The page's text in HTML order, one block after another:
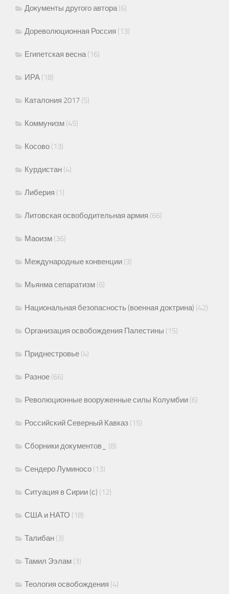
Документы другого автора(6)
Дореволюционная Россия (13)
Египетская весна(16)
ИРА (18)
Каталония 2017 (5)
Коммунизм (45)
Косово (13)
Курдистан (4)
Либерия (1)
Литовская освободительная армия (66)
Маоизм (36)
Международные конвенции (3)
Мьянма сепаратизм (6)
Национальная безопасность (военная доктрина) (42)
Организация освобождения Палестины (15)
Приднестровье (4)
Разное (66)
Революционные вооруженные силы Колумбии (6)
Российский Северный Кавказ (15)
Сборники документов_ (8)
Сендеро Луминосо (13)
Ситуация в Сирии (с) (12)
США и НАТО (18)
Талибан (3)
Тамил Ээлам (3)
Теология освобождения (4)